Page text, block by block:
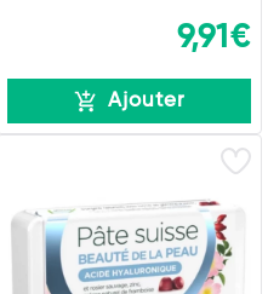
9,91€
Ajouter